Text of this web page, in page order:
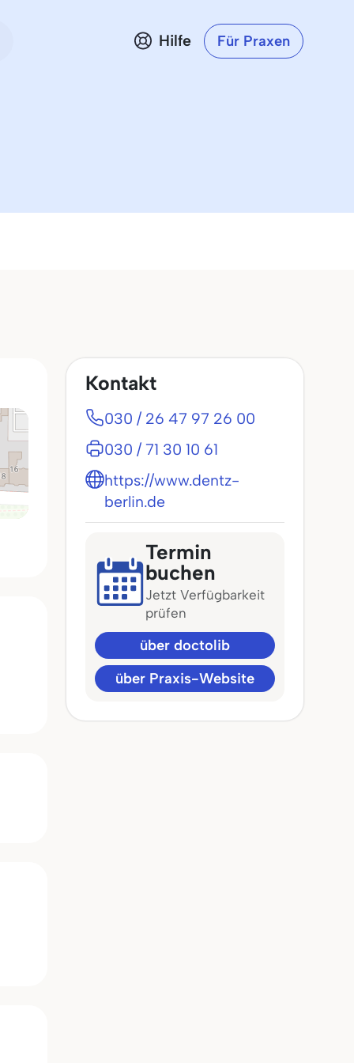
Hilfe Für Praxen
Kontakt
030 / 26 47 97 26 00
030 / 71 30 10 61
https://www.dentz-
berlin.de
Termin
buchen
Jetzt Verfügbarkeit
prüfen
über doctolib
über Praxis-Website